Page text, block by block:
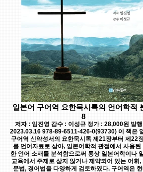
일본어 구어역 요한묵시록의 언어학적
8
저자 : 임진영 감수 : 이성규 정가 : 28,000원 발
2023.03.16 978-89-6511-426-0(93730) 이 책은
구어역 신약성서의 요한묵시록 제21장부터 제22
를 언어자료로 삼아, 일본어학적 관점에서 사용된
한 언어 소재를 분석함으로써 통상 일본어학이나
교육에서 주제로 삼지 않거나 제약되어 있는 어휘,
문법, 경어법을 다양하게 검토하였다. 구어역은